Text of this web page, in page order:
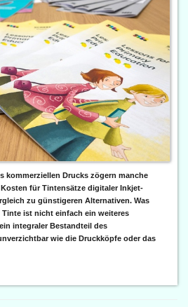
kommerziellen Drucks zögern manche
für Tintensätze digitaler Inkjet-
zu günstigeren Alternativen. Was
ist nicht einfach ein weiteres
integraler Bestandteil des
wie die Druckköpfe oder das